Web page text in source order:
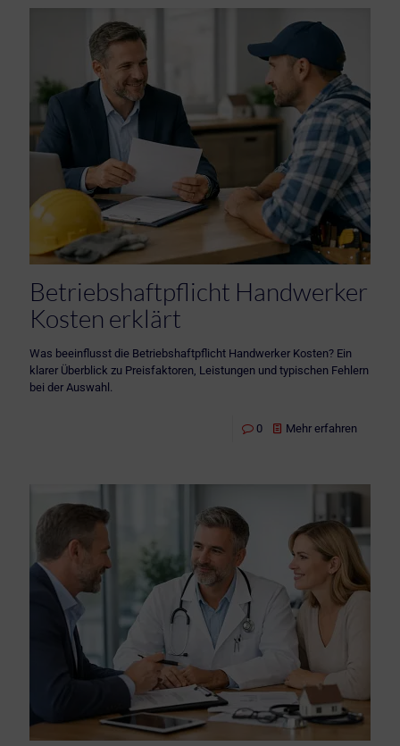
Betriebshaftpflicht Handwerker
Kosten erklärt
Was beeinflusst die Betriebshaftpflicht Handwerker Kosten? Ein
klarer Überblick zu Preisfaktoren, Leistungen und typischen Fehlern
bei der Auswahl.
0 Mehr erfahren